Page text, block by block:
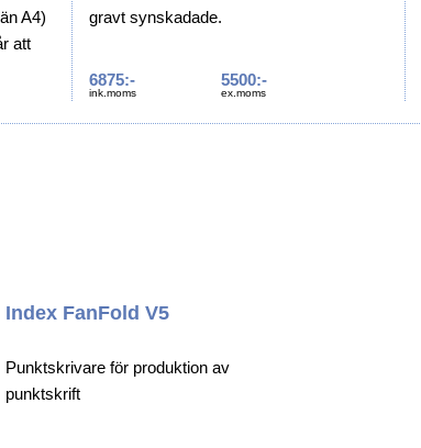
A4)
att
gravt synskadade.
6875:-
ink.moms
5500:-
ex.moms
Index FanFold V5
Punktskrivare för produktion av
punktskrift